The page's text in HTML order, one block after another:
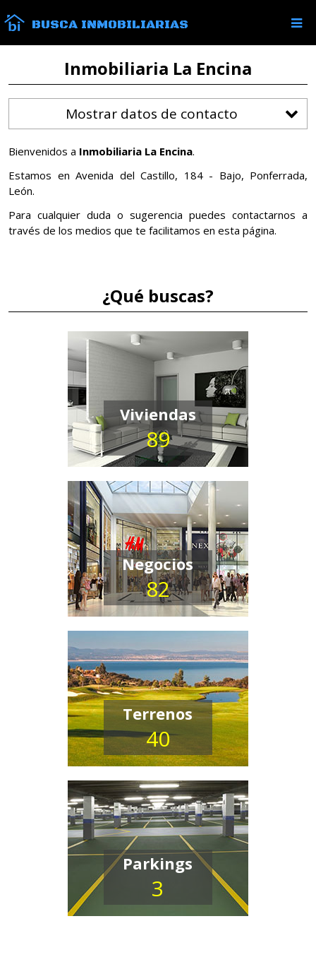
BUSCA INMOBILIARIAS
Inmobiliaria La Encina
Mostrar datos de contacto
Bienvenidos a Inmobiliaria La Encina.
Estamos en Avenida del Castillo, 184 - Bajo, Ponferrada,
León.
Para cualquier duda o sugerencia puedes contactarnos a
través de los medios que te facilitamos en esta página.
¿Qué buscas?
Viviendas
89
Negocios
82
Terrenos
40
Parkings
3